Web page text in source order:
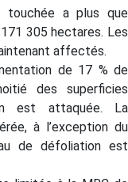
a plus que
305 hectares. Les
affectés.
de 17 % de
des superficies
est attaquée. La
à l’exception du
de défoliation est